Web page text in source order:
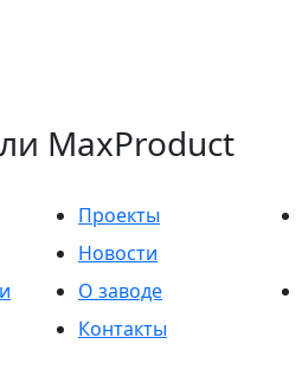
MaxProduct
Проекты
Новости
О заводе
Контакты